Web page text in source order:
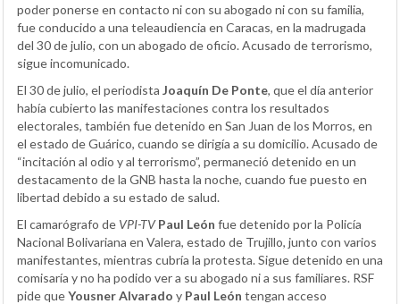
poder ponerse en contacto ni con su abogado ni con su familia,
fue conducido a una teleaudiencia en Caracas, en la madrugada
del 30 de julio, con un abogado de oficio. Acusado de terrorismo,
sigue incomunicado.
El 30 de julio, el periodista Joaquín De Ponte, que el día anterior
había cubierto las manifestaciones contra los resultados
electorales, también fue detenido en San Juan de los Morros, en
el estado de Guárico, cuando se dirigía a su domicilio. Acusado de
“incitación al odio y al terrorismo”, permaneció detenido en un
destacamento de la GNB hasta la noche, cuando fue puesto en
libertad debido a su estado de salud.
El camarógrafo de VPI-TV Paul León fue detenido por la Policía
Nacional Bolivariana en Valera, estado de Trujillo, junto con varios
manifestantes, mientras cubría la protesta. Sigue detenido en una
comisaría y no ha podido ver a su abogado ni a sus familiares. RSF
pide queYousner Alvarado y Paul León tengan acceso